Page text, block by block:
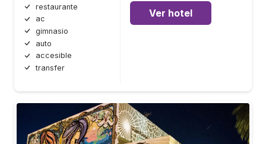
restaurante
ac
gimnasio
auto
accesible
transfer
Ver hotel